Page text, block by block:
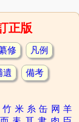
正版
修 凡例
遺 備考
竹 米 糸 缶 网 羊